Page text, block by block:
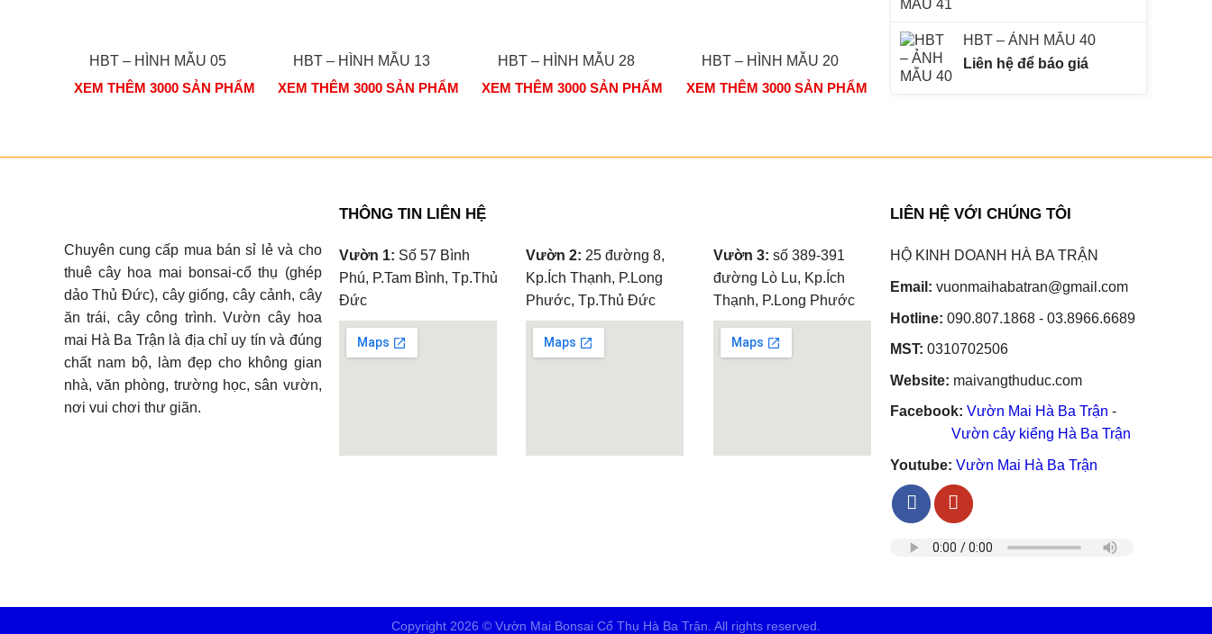
HBT – ẢNH MẪU 40
Liên hệ để báo giá
HBT – HÌNH MẪU 05
XEM THÊM 3000 SẢN PHẨM
HBT – HÌNH MẪU 13
XEM THÊM 3000 SẢN PHẨM
HBT – HÌNH MẪU 28
XEM THÊM 3000 SẢN PHẨM
HBT – HÌNH MẪU 20
XEM THÊM 3000 SẢN PHẨM
HBT – HÌNH MẪU 03
Chuyên cung cấp mua bán sỉ lẻ và cho
thuê cây hoa mai bonsai-cổ thụ (ghép
dảo Thủ Đức), cây giống, cây cảnh, cây
ăn trái, cây công trình. Vườn cây hoa
mai Hà Ba Trận là địa chỉ uy tín và đúng
chất nam bộ, làm đẹp cho không gian
nhà, văn phòng, trường học, sân vườn,
nơi vui chơi thư giãn.
THÔNG TIN LIÊN HỆ
Vườn 1: Số 57 Bình
Phú, P.Tam Bình, Tp.Thủ
Đức
Vườn 2: 25 đường 8,
Kp.Ích Thạnh, P.Long
Phước, Tp.Thủ Đức
Vườn 3: số 389-391
đường Lò Lu, Kp.Ích
Thạnh, P.Long Phước
LIÊN HỆ VỚI CHÚNG TÔI
HỘ KINH DOANH HÀ BA TRẬN
Email: vuonmaihabatran@gmail.com
Hotline: 090.807.1868 - 03.8966.6689
MST:0310702506
Website: maivangthuduc.com
Facebook: Vườn Mai Hà Ba Trận -
Vườn cây kiểng Hà Ba Trận
Youtube: Vườn Mai Hà Ba Trận
Copyright 2026 © Vườn Mai Bonsai Cổ Thụ Hà Ba Trận. All rights reserved.